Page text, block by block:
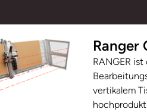
Ranger
RANGER ist
vertikalem